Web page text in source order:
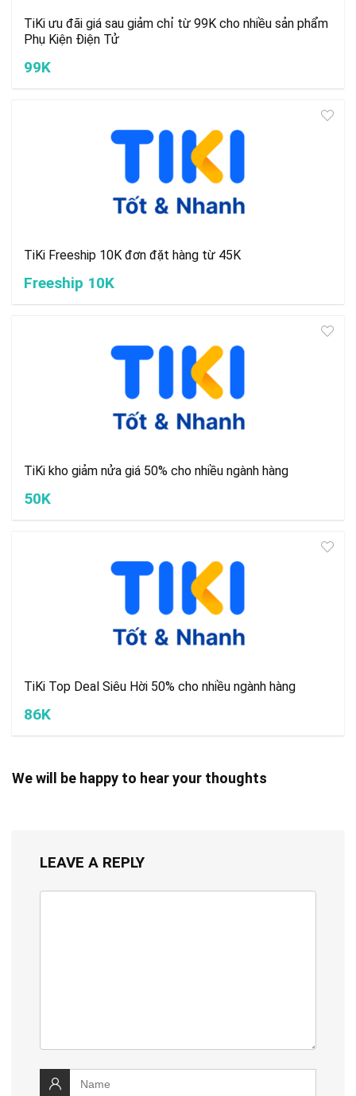
TiKi ưu đãi giá sau giảm chỉ từ 99K cho nhiều sản phẩm
Phụ Kiện Điện Tử
99K
TiKi Freeship 10K đơn đặt hàng từ 45K
Freeship 10K
TiKi kho giảm nửa giá 50% cho nhiều ngành hàng
50K
TiKi Top Deal Siêu Hời 50% cho nhiều ngành hàng
86K
We will be happy to hear your thoughts
LEAVE A REPLY